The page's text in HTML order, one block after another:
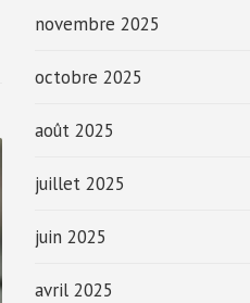
novembre 2025
octobre 2025
août 2025
juillet 2025
juin 2025
avril 2025